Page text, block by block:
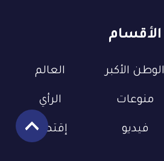
الأقسام
الوطن الأكبر العالم
منوعات الرأي
فيديو إقتصاد